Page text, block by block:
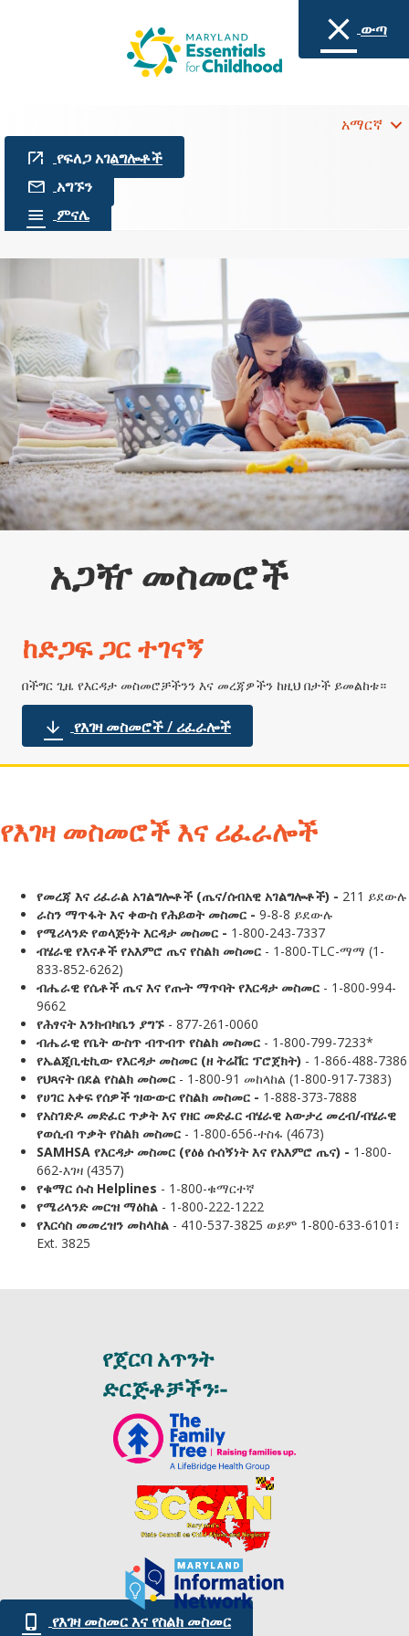
አማርኛ
የፍለጋ አገልግሎቶች
አግኙን
ምናሌ
አጋዥ መስመሮች
ከድጋፍ ጋር ተገናኝ
በችግር ጊዜ የእርዳታ መስመሮቻችንን እና መረጃዎችን ከዚህ በታች ይመልከቱ።
የእገዛ መስመሮች / ሪፈራሎች
የእገዛ መስመሮች እና ሪፈራሎች
የመረጃ እና ሪፈራል አገልግሎቶች (ጤና/ሰብአዊ አገልግሎቶች) - 211 ይደውሉ
ራስን ማጥፋት እና ቀውስ የሕይወት መስመር - 9-8-8 ይደውሉ
የሜሪላንድ የወላጅነት እርዳታ መስመር - 1-800-243-7337
ብሄራዊ የእናቶች የአእምሮ ጤና የስልክ መስመር - 1-800-TLC-ማማ (1-
833-852-6262)
ብሔራዊ የሴቶች ጤና እና የጡት ማጥባት የእርዳታ መስመር - 1-800-994-
9662
የሕፃናት እንክብካቤን ያግኙ - 877-261-0060
ብሔራዊ የቤት ውስጥ ብጥብጥ የስልክ መስመር - 1-800-799-7233*
የኤልጂቢቲኪው የእርዳታ መስመር (ዘ ትሬቨር ፕሮጀክት) - 1-866-488-7386
የህጻናት በደል የስልክ መስመር - 1-800-91 መከላከል (1-800-917-7383)
የሀገር አቀፍ የሰዎች ዝውውር የስልክ መስመር - 1-888-373-7888
የአስገድዶ መድፈር ጥቃት እና የዘር መድፈር ብሄራዊ አውታረ መረብ/ብሄራዊ
የወሲብ ጥቃት የስልክ መስመር - 1-800-656-ተስፋ (4673)
SAMHSA የእርዳታ መስመር (የዕፅ ሱሰኝነት እና የአእምሮ ጤና) - 1-800-
662-እገዛ (4357)
የቁማር ሱስ Helplines - 1-800-ቁማርተኛ
የሜሪላንድ መርዝ ማዕከል - 1-800-222-1222
የእርሳስ መመረዝን መከላከል - 410-537-3825 ወይም 1-800-633-6101፣
Ext. 3825
የጀርባ አጥንት
ድርጅቶቻችን፡-
የእገዛ መስመር እና የስልክ መስመር
ውጣ